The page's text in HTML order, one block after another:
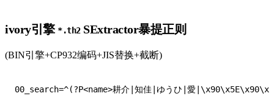
ivory引擎 *.th2SExtractor暴提正则
(BIN引擎+CP932编码+JIS替换+截断)
00_search=^(?P<name>耕介|知佳|ゆうひ|愛